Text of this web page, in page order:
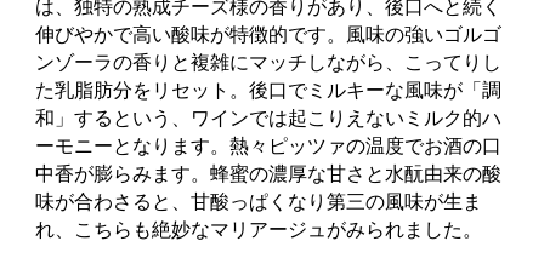
は、独特の熟成チーズ様の香りがあり、後口へと続く
伸びやかで高い酸味が特徴的です。風味の強いゴルゴ
ンゾーラの香りと複雑にマッチしながら、こってりし
た乳脂肪分をリセット。後口でミルキーな風味が「調
和」するという、ワインでは起こりえないミルク的ハ
ーモニーとなります。熱々ピッツァの温度でお酒の口
中香が膨らみます。蜂蜜の濃厚な甘さと水酛由来の酸
味が合わさると、甘酸っぱくなり第三の風味が生ま
れ、こちらも絶妙なマリアージュがみられました。